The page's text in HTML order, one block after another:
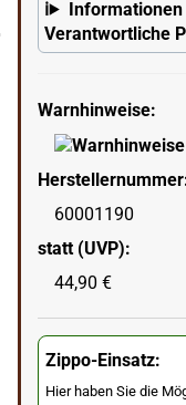
Verantwortliche
Warnhinweise:
60001190
statt (UVP):
44,90 €
Zippo-Einsatz:
Hier haben Sie die